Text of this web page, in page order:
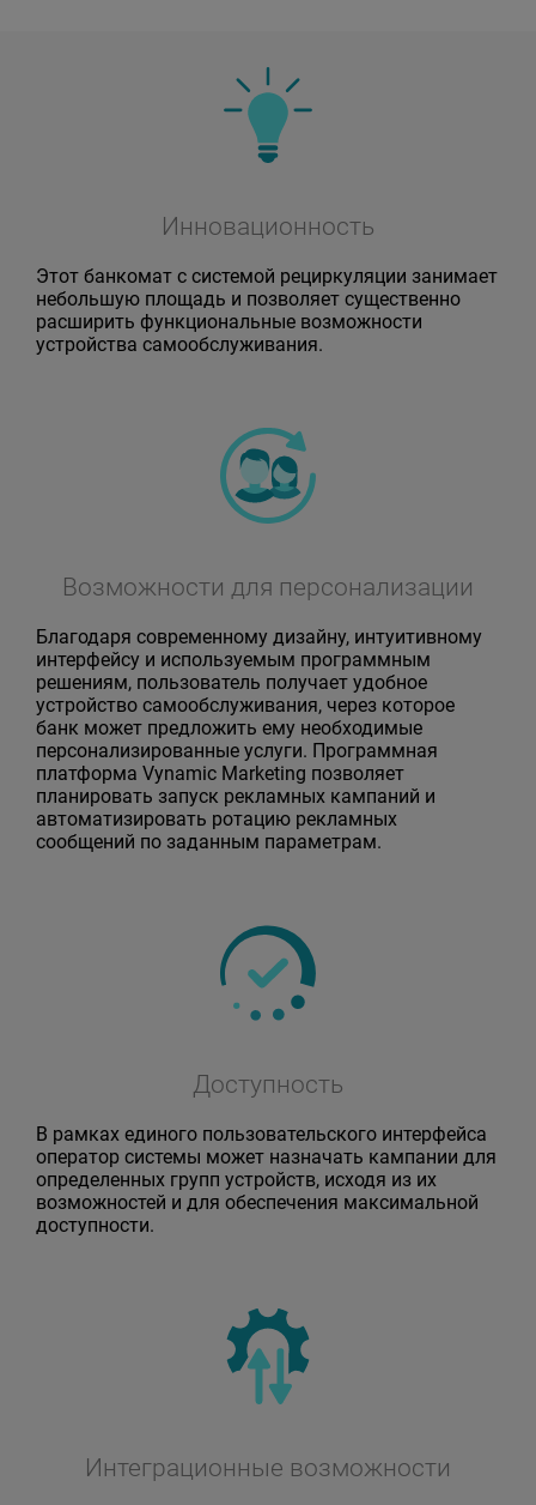
Инновационность
Этот банкомат с системой рециркуляции занимает
небольшую площадь и позволяет существенно
расширить функциональные возможности
устройства самообслуживания.
Возможности для персонализации
Благодаря современному дизайну, интуитивному
интерфейсу и используемым программным
решениям, пользователь получает удобное
устройство самообслуживания, через которое
банк может предложить ему необходимые
персонализированные услуги. Программная
платформа Vynamic Marketing позволяет
планировать запуск рекламных кампаний и
автоматизировать ротацию рекламных
сообщений по заданным параметрам.
Доступность
В рамках единого пользовательского интерфейса
оператор системы может назначать кампании для
определенных групп устройств, исходя из их
возможностей и для обеспечения максимальной
доступности.
Интеграционные возможности